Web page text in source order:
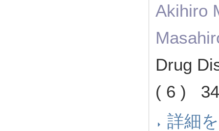
Akihiro
Drug
( 6 )
詳細